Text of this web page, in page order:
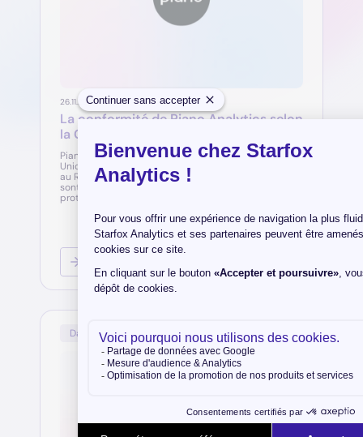
26.11.25
La conformité de Piano Analytics selon
la CNIL
Piano Analytics stocke et traite ses données en
Union Européenne avec des partenaires conformes
au RGPD, sans transfert actif hors UE. Les données
sont cryptées et pseudonymisées pour garantir leur
protection.
Camille Monneret
Data Technologies 3 minutes